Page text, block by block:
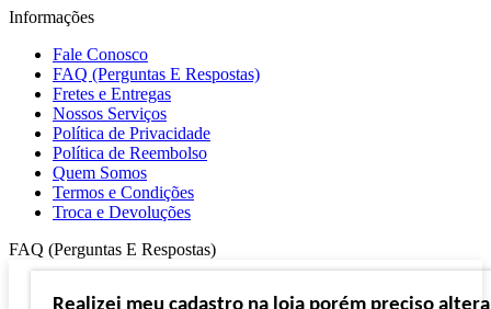
Informações
Fale Conosco
FAQ (Perguntas E Respostas)
Fretes e Entregas
Nossos Serviços
Política de Privacidade
Política de Reembolso
Quem Somos
Termos e Condições
Troca e Devoluções
FAQ (Perguntas E Respostas)